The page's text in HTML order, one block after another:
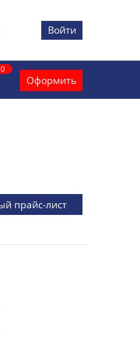
Войти
0
Оформить
прайс-лист